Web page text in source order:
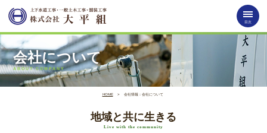
目次
会社について
ABOUT COMPANY
HOME > 会社情報：会社について
地域と共に生きる
Live with the community